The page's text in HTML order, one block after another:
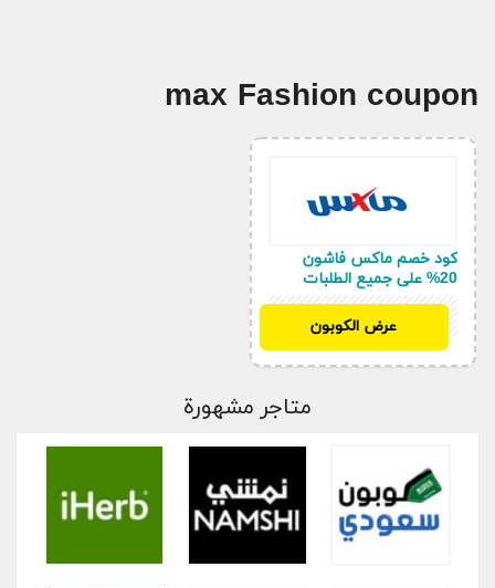
max Fashion coupon
كود خصم ماكس فاشون
20% على جميع الطلبات
MU877عرض الكوبون
متاجر مشهورة